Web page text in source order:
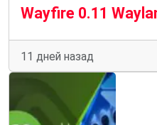
11 дней назад